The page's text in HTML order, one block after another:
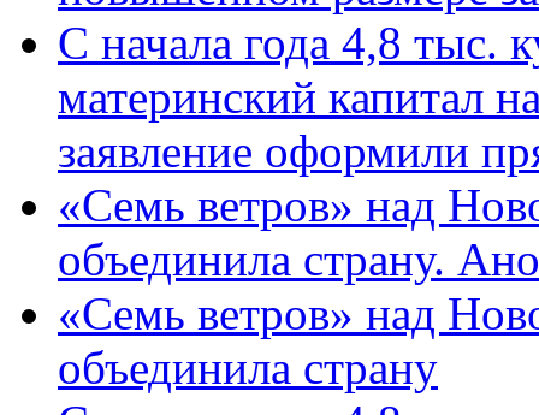
С начала года 4,8 тыс.
материнский капитал
заявление оформили
«Семь ветров» над
объединила страну.
«Семь ветров» над
объединила страну